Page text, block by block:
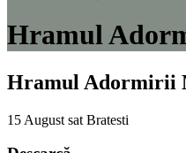
Hramul
Hramul Adormirii
15 August sat Bratesti